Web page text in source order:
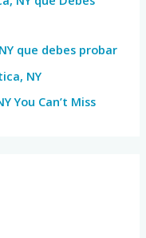
que debes probar
NY
You Can’t Miss